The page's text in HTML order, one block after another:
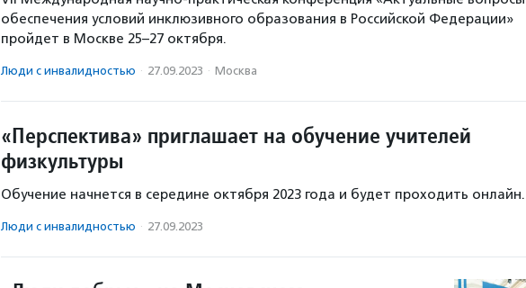
обеспечения условий инклюзивного образования в Российской Федерации»
пройдет в Москве 25–27 октября.
Люди с инвалидностью · 27.09.2023 · Москва
«Перспектива» приглашает на обучение учителей
физкультуры
Обучение начнется в середине октября 2023 года и будет проходить онлайн.
Люди с инвалидностью · 27.09.2023